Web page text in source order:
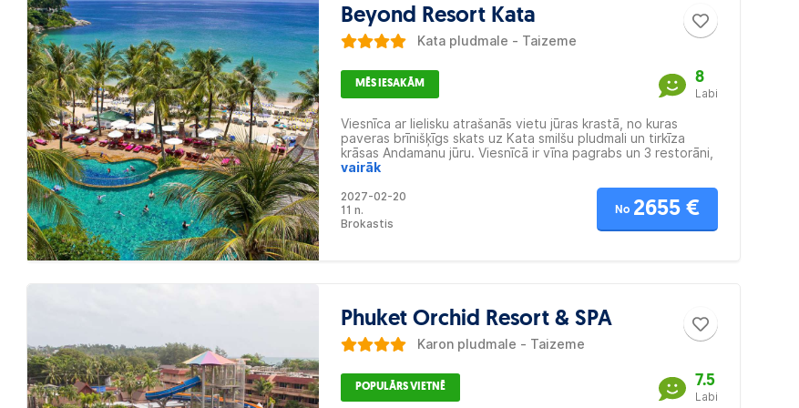
Beyond Resort Kata
Kata pludmale - Taizeme
MĒS IESAKĀM 8
Labi
Viesnīca ar lielisku atrašanās vietu jūras krastā, no kuras
paveras brīnišķīgs skats uz Kata smilšu pludmali un tirkīza
krāsas Andamanu jūru. Viesnīcā ir vīna pagrabs un 3 restorāni,
kur vakariņās var baudīt svaigi pagatavotas jūras veltes.
atpūsties pie 2 peldbaseiniem ar bāru un bērnu zonu, sportot
trenažieru zālē, baudīt labsajūtas procedūras Kanda SPA
centrā vai arī doties ekskursijās (viesnīcā ir ekskursiju birojs).
vairāk
2027-02-20
11 n.
Brokastis
No 2655 €
Phuket Orchid Resort & SPA
Karon pludmale - Taizeme
POPULĀRS VIETNĒ 7.5
Labi